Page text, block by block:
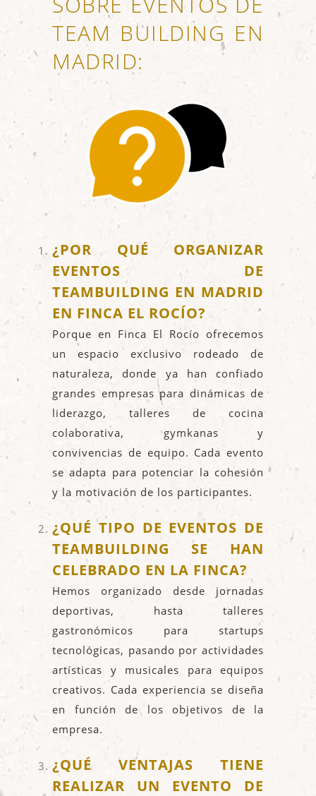
TEAM BUILDING EN
MADRID:
¿POR QUÉ ORGANIZAR
EVENTOS DE
TEAMBUILDING EN MADRID
EN FINCA EL ROCÍO?
Porque en Finca El Rocío ofrecemos
un espacio exclusivo rodeado de
naturaleza, donde ya han confiado
grandes empresas para dinámicas de
liderazgo, talleres de cocina
colaborativa, gymkanas y
convivencias de equipo. Cada evento
se adapta para potenciar la cohesión
y la motivación de los participantes.
¿QUÉ TIPO DE EVENTOS DE
TEAMBUILDING SE HAN
CELEBRADO EN LA FINCA?
Hemos organizado desde jornadas
deportivas, hasta talleres
gastronómicos para startups
tecnológicas, pasando por actividades
artísticas y musicales para equipos
creativos. Cada experiencia se diseña
en función de los objetivos de la
empresa.
¿QUÉ VENTAJAS TIENE
REALIZAR UN EVENTO DE